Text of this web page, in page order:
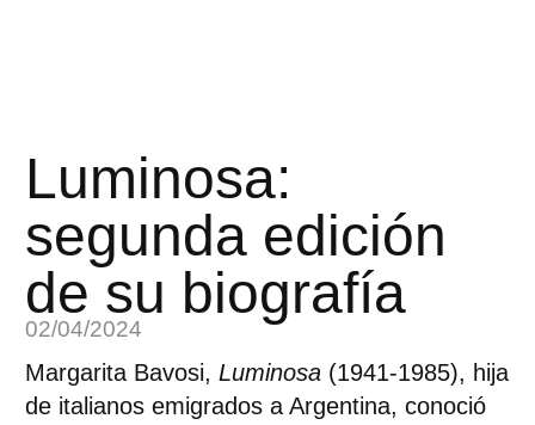
Luminosa:
segunda edición
de su biografía
02/04/2024
Margarita Bavosi, Luminosa(1941-1985), hija
de italianos emigrados a Argentina, conoció